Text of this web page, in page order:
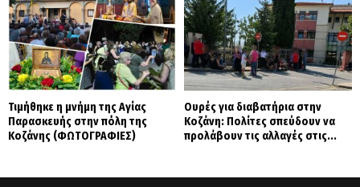
Τιμήθηκε η μνήμη της Αγίας
Παρασκευής στην πόλη της
Κοζάνης (ΦΩΤΟΓΡΑΦΙΕΣ)
Ουρές για διαβατήρια στην
Κοζάνη: Πολίτες σπεύδουν να
προλάβουν τις αλλαγές στις...